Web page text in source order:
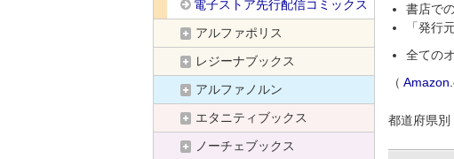
書店で
「発行
全ての
（
都道府県別
電子ストア先行配信コミックス
アルファポリス
レジーナブックス
アルファノルン
エタニティブックス
ノーチェブックス